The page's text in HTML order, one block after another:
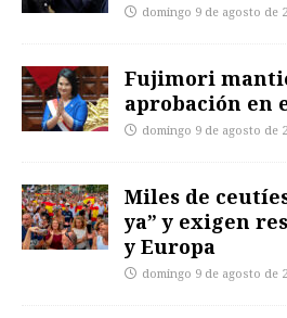
domingo 9 de agosto de
Fujimori
aprobación en
domingo 9 de agosto de
Miles de
ya” y exigen
y Europa
domingo 9 de agosto de